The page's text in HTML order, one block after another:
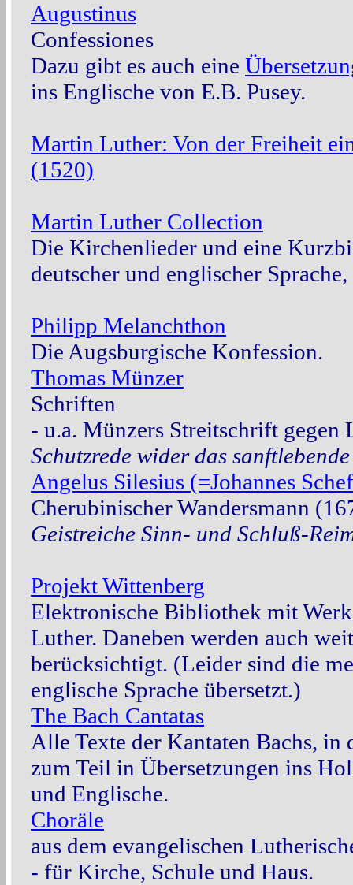
Augustinus
Confessiones
Dazu gibt es auch eine
ins Englische von E.B. Pusey.
Martin Luther: Von der Freiheit
(1520)
Martin Luther Collection
Die Kirchenlieder und eine
deutscher und englischer
Philipp Melanchthon
Die Augsburgische Konfession.
Thomas Münzer
Schriften
- u.a. Münzers Streitschrift gegen
Schutzrede wider das
Angelus Silesius (=Johannes
Cherubinischer Wandersmann
Geistreiche Sinn- und Schluß-
Projekt Wittenberg
Elektronische Bibliothek mit
Luther. Daneben werden auch
berücksichtigt. (Leider sind die
englische Sprache übersetzt.)
The Bach Cantatas
Alle Texte der Kantaten Bachs, in
zum Teil in Übersetzungen ins
und Englische.
Choräle
aus dem evangelischen
- für Kirche, Schule und Haus.